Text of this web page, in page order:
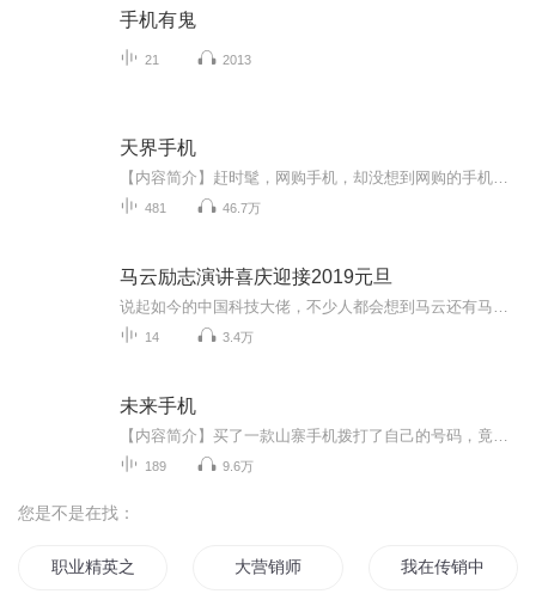
手机有鬼
21 2013
天界手机
481 46.7万
马云励志演讲喜庆迎接2019元旦
14 3.4万
未来手机
189 9.6万
您是不是在找：
职业精英之营销为王 大营销师 我在传销中的日子